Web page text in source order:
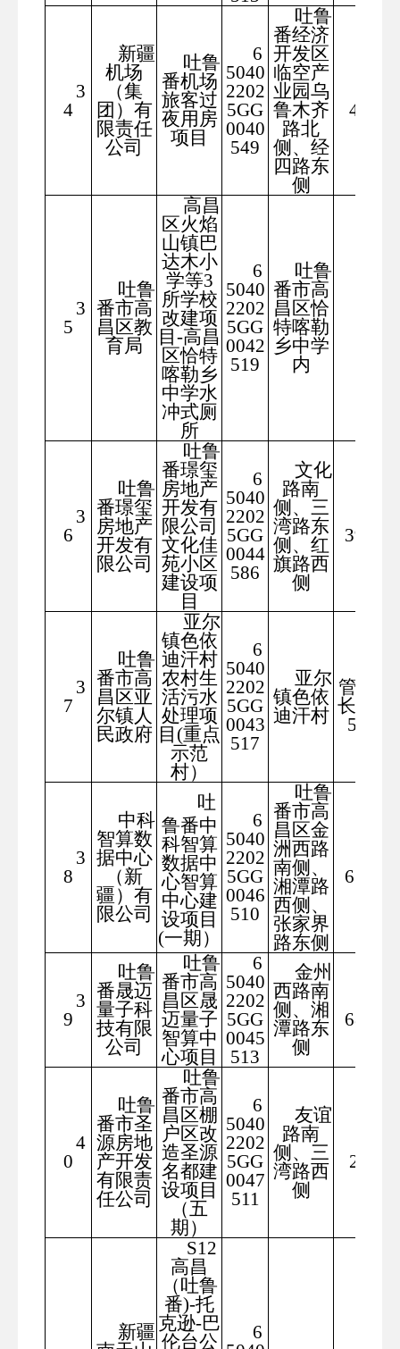
3
4
新疆
机场
（集
团）有
限责任
公司
吐鲁
番机场
旅客过
夜用房
项目
6
5040
2202
5GG
0040
549
吐鲁
番经济
开发区
临空产
业园乌
鲁木齐
路北
侧、经
四路东
侧
47.3
3
5
吐鲁
番市高
昌区教
育局
高昌
区火焰
山镇巴
达木小
学等3
所学校
改建项
目-高昌
区恰特
喀勒乡
中学水
冲式厕
所
6
5040
2202
5GG
0042
519
吐鲁
番市高
昌区恰
特喀勒
乡中学
内
3
6
吐鲁
番璟玺
房地产
开发有
限公司
吐鲁
番璟玺
房地产
开发有
限公司
文化佳
苑小区
建设项
目
6
5040
2202
5GG
0044
586
文化
路南
侧、三
湾路东
侧、红
旗路西
侧
39.73
3
7
吐鲁
番市高
昌区亚
尔镇人
民政府
亚尔
镇色依
迪汗村
农村生
活污水
处理项
目(重点
示范
村）
6
5040
2202
5GG
0043
517
亚尔
镇色依
迪汗村
管道总
长度23
55米
3
8
中科
智算数
据中心
（新
疆）有
限公司
吐
鲁番中
科智算
数据中
心智算
中心建
设项目
(一期）
6
5040
2202
5GG
0046
510
吐鲁
番市高
昌区金
洲西路
南侧、
湘潭路
西侧、
张家界
路东侧
65.52
3
9
吐鲁
番晟迈
量子科
技有限
公司
吐鲁
番市高
昌区晟
迈量子
智算中
心项目
6
5040
2202
5GG
0045
513
金州
西路南
侧、湘
潭路东
侧
68.65
4
0
吐鲁
番市圣
源房地
产开发
有限责
任公司
吐鲁
番市高
昌区棚
户区改
造圣源
名都建
设项目
（五
期）
6
5040
2202
5GG
0047
511
友谊
路南
侧、三
湾路西
侧
2.65
新疆
S12
高昌
（吐鲁
番)-托
克逊-巴
伦台公
6